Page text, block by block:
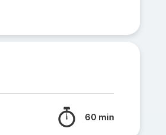
60 min